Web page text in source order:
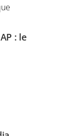
: le